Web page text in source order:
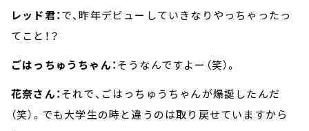
レッド君：で、昨年デビューしていきなりやっちゃったっ
てこと！？
ごはっちゅうちゃん：そうなんですよー（笑）。
花奈さん：それで、ごはっちゅうちゃんが爆誕したんだ
（笑）。でも大学生の時と違うのは取り戻せていますから